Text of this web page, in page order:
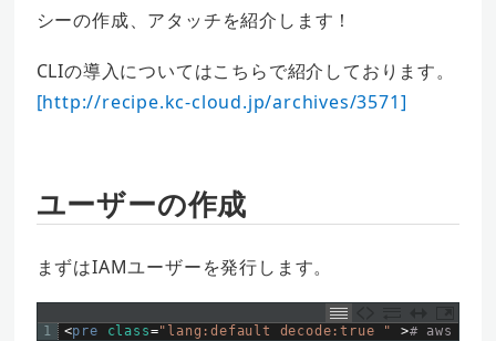
シーの作成、アタッチを紹介します！
CLIの導入についてはこちらで紹介しております。
[http://recipe.kc-cloud.jp/archives/3571]
ユーザーの作成
まずはIAMユーザーを発行します。
1 <pre class="lang:default decode:true " ># aws iam